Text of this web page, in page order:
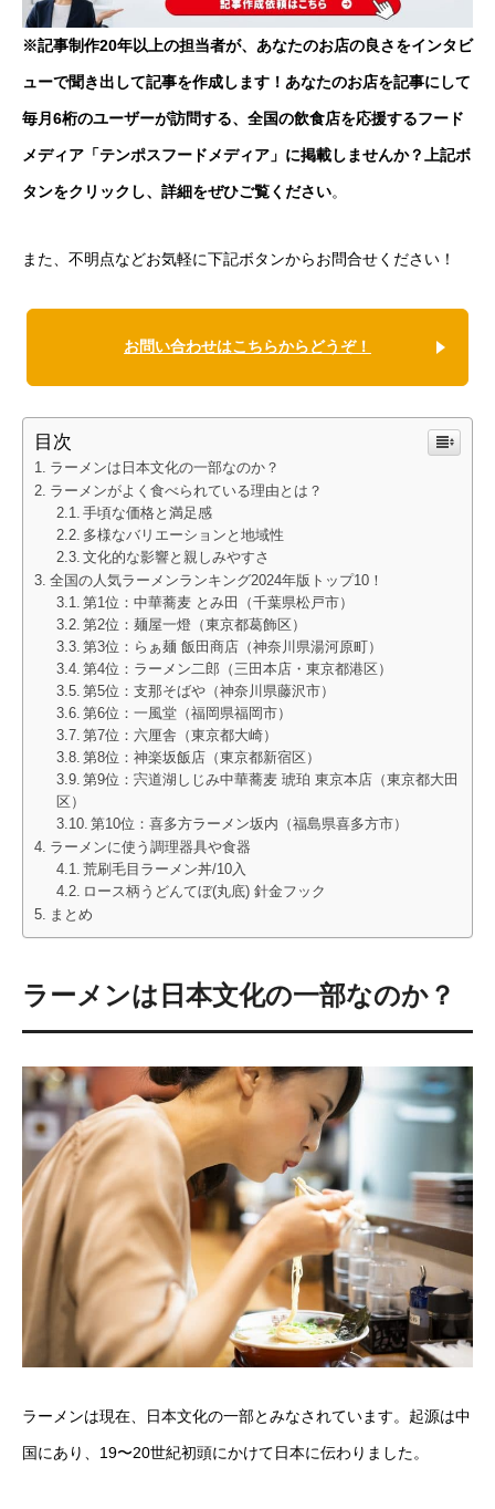
※記事制作20年以上の担当者が、あなたのお店の良さをインタビ
ューで聞き出して記事を作成します！あなたのお店を記事にして
毎月6桁のユーザーが訪問する、全国の飲食店を応援するフード
メディア「テンポスフードメディア」に掲載しませんか？上記ボ
タンをクリックし、詳細をぜひご覧ください。
また、不明点などお気軽に下記ボタンからお問合せください！
お問い合わせはこちらからどうぞ！
目次
ラーメンは日本文化の一部なのか？
ラーメンがよく食べられている理由とは？
手頃な価格と満足感
多様なバリエーションと地域性
文化的な影響と親しみやすさ
全国の人気ラーメンランキング2024年版トップ10！
第1位：中華蕎麦 とみ田（千葉県松戸市）
第2位：麺屋一燈（東京都葛飾区）
第3位：らぁ麺 飯田商店（神奈川県湯河原町）
第4位：ラーメン二郎（三田本店・東京都港区）
第5位：支那そばや（神奈川県藤沢市）
第6位：一風堂（福岡県福岡市）
第7位：六厘舎（東京都大崎）
第8位：神楽坂飯店（東京都新宿区）
第9位：宍道湖しじみ中華蕎麦 琥珀 東京本店（東京都大田
区）
第10位：喜多方ラーメン坂内（福島県喜多方市）
ラーメンに使う調理器具や食器
荒刷毛目ラーメン丼/10入
ロース柄うどんてぼ(丸底) 針金フック
まとめ
ラーメンは日本文化の一部なのか？
ラーメンは現在、日本文化の一部とみなされています。起源は中
国にあり、19〜20世紀初頭にかけて日本に伝わりました。